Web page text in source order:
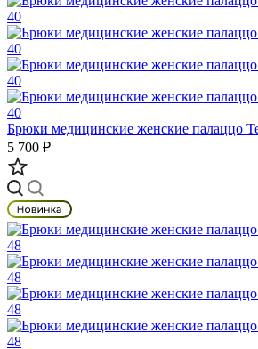
Брюки медицинские женские палаццо
5 700 ₽